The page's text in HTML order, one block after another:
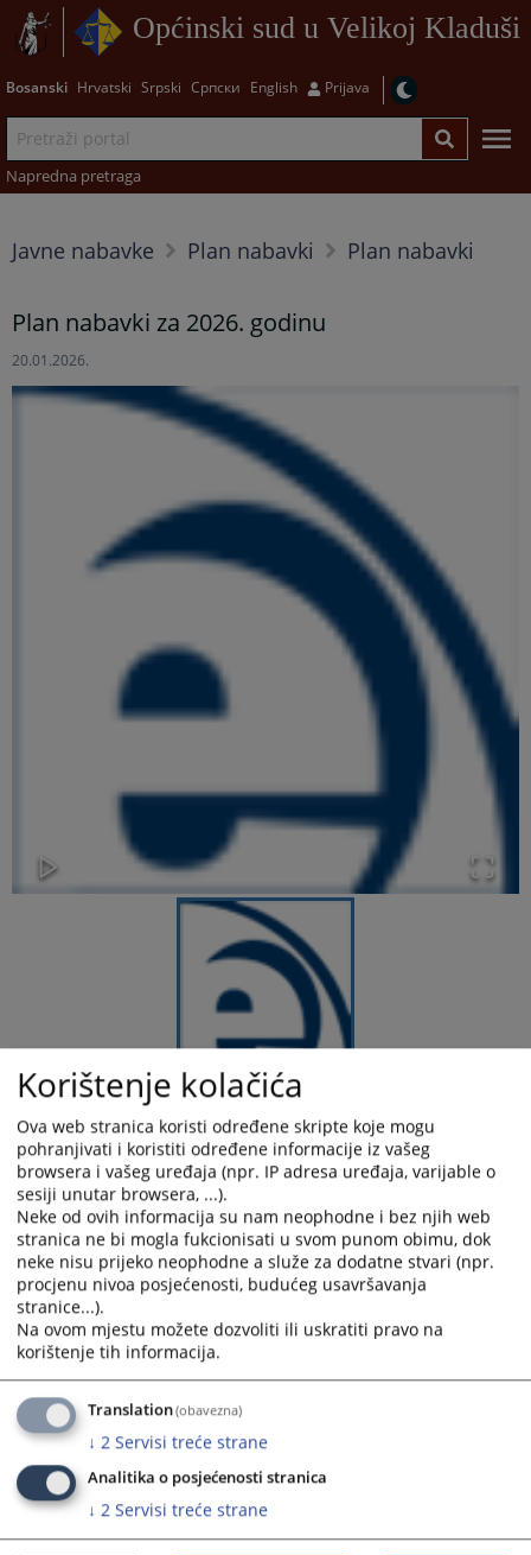
Općinski sud u Velikoj Kladuši
Bosanski Hrvatski Srpski Српски English Prijava
Napredna pretraga
Javne nabavke Plan nabavki Plan nabavki
Plan nabavki za 2026. godinu
20.01.2026.
Plan nabavki za 2026. godinu kao prilog pdf fajl ejn.gov.ba
sistema javnih nabavki.
Prikazana vijest je na : Bosanski jezik
Prateći dokumenti
Plan nabavki za 2026. godinu
Odluka o usvajanju Plana javnih nabavki za 2026 godinu
Izmjena/dopuna Plana nabavki za 2026. godinu -
25.02.2026. godine
Prečišćeni Plan nabavki za 2026. godinu – 25.02.2026.
godine
Izmjena/dopuna Plana nabavki za 2026. godinu -
04.03.2026. godine
Prečišćeni plan nabavki za 2026. godinu – 04.03.2026.
godine
Korištenje kolačića
Ova web stranica koristi određene skripte koje mogu
pohranjivati i koristiti određene informacije iz vašeg
browsera i vašeg uređaja (npr. IP adresa uređaja, varijable o
sesiji unutar browsera, ...).
Neke od ovih informacija su nam neophodne i bez njih web
stranica ne bi mogla fukcionisati u svom punom obimu, dok
neke nisu prijeko neophodne a služe za dodatne stvari (npr.
procjenu nivoa posjećenosti, budućeg usavršavanja
stranice...).
Na ovom mjestu možete dozvoliti ili uskratiti pravo na
korištenje tih informacija.
Translation(obavezna)
↓ 2 Servisi treće strane
Analitika o posjećenosti stranica
↓ 2 Servisi treće strane